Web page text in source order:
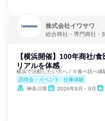
株式会社イワサワ
総合商社・専門商社・
【横浜開催】100年商社/
リアルを体感
横浜で活動したい方へ / ※食べ比べ体
説明会・イベント
仕事体験
神奈川県
2026年8月・9月